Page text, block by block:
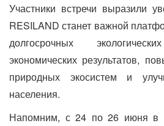
Участники встречи выразили
RESILAND станет важной
долгосрочных
экономических результатов,
природных экосистем и
населения.
Напомним, с 24 по 26 июня в